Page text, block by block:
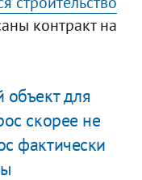
контракт на
объект для
скорее не
фактически